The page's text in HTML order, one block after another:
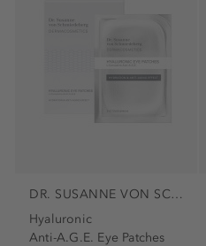
DR. SUSANNE VON SCHMIEDEBERG
Hyaluronic
Anti-A.G.E. Eye Patches